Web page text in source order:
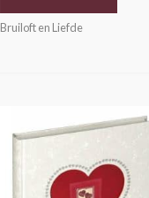
Bruiloft en Liefde